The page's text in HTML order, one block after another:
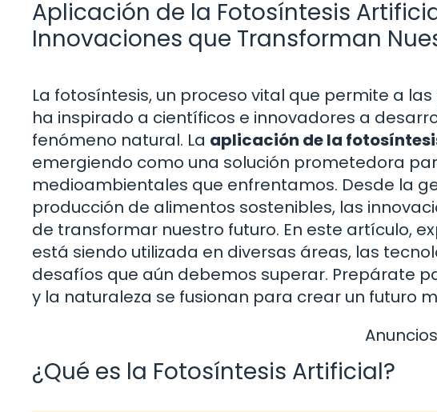
Aplicación de la Fotosíntesis
Innovaciones que Transforman
La fotosíntesis, un proceso vital que permite a
ha inspirado a científicos e innovadores a
fenómeno natural. La aplicación de la
emergiendo como una solución prometedora
medioambientales que enfrentamos. Desde la
producción de alimentos sostenibles, las
de transformar nuestro futuro. En este artículo,
está siendo utilizada en diversas áreas, las
desafíos que aún debemos superar. Prepárate
y la naturaleza se fusionan para crear un futuro
Anuncios
¿Qué es la Fotosíntesis Artificial?